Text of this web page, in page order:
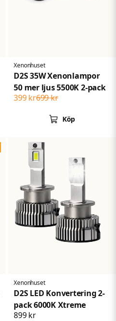
Xenonhuset
D2S 35W Xenonlampor
50 mer ljus 5500K 2-pack
699 kr
399 kr
Köp
Xenonhuset
D2S LED Konvertering 2-
pack 6000K Xtreme
899 kr